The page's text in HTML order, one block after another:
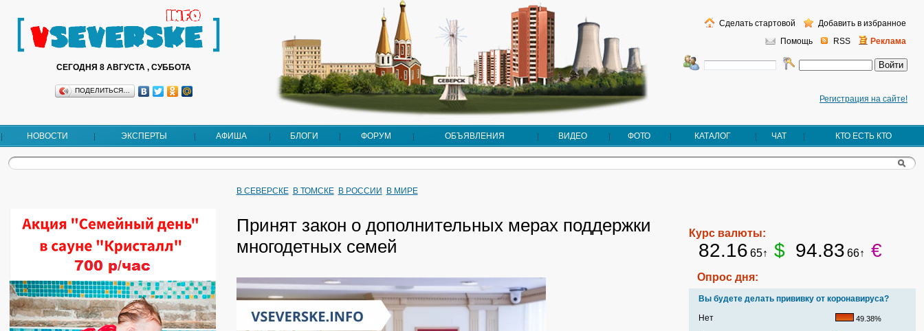
СЕГОДНЯ 8 АВГУСТА , СУББОТА
ПОДЕЛИТЬСЯ…
Регистрация на сайте!
Помощь RSS Реклама
Сделать стартовой Добавить в избранное
НОВОСТИ ЭКСПЕРТЫ АФИША БЛОГИ ФОРУМ ОБЪЯВЛЕНИЯ ВИДЕО ФОТО КАТАЛОГ ЧАТ КТО ЕСТЬ КТО
В СЕВЕРСКЕ В ТОМСКЕ В РОССИИ В МИРЕ
Принят закон о дополнительных мерах поддержки
многодетных семей
Курс валюты:
82.16 65↑ $ 94.83 66↑ €
Опрос дня:
Вы будете делать прививку от коронавируса?
Нет
49.38%